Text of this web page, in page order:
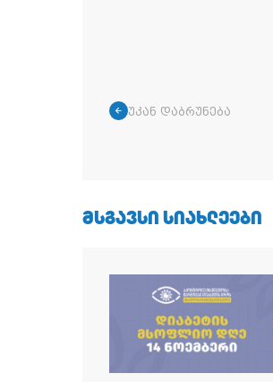
უკან დაბრუნება
ᲛᲡᲒᲐᲕᲡᲘ ᲡᲘᲐᲮᲚᲔᲔᲑᲘ